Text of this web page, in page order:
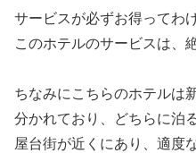
サービスが必ずお得ってわ
このホテルのサービスは、
ちなみにこちらのホテルは
分かれており、どちらに泊
屋台街が近くにあり、適度